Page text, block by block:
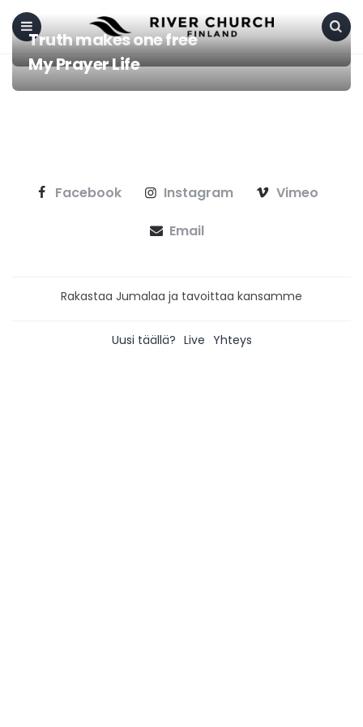
Menu Search
Truth makes one free
My Prayer Life
Facebook Instagram Vimeo
Email
Rakastaa Jumalaa ja tavoittaa kansamme
Uusi täällä? Live Yhteys